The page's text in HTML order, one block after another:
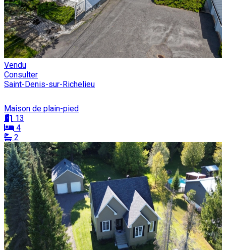
Vendu
Consulter
Saint-Denis-sur-Richelieu
Maison de plain-pied
13
4
2